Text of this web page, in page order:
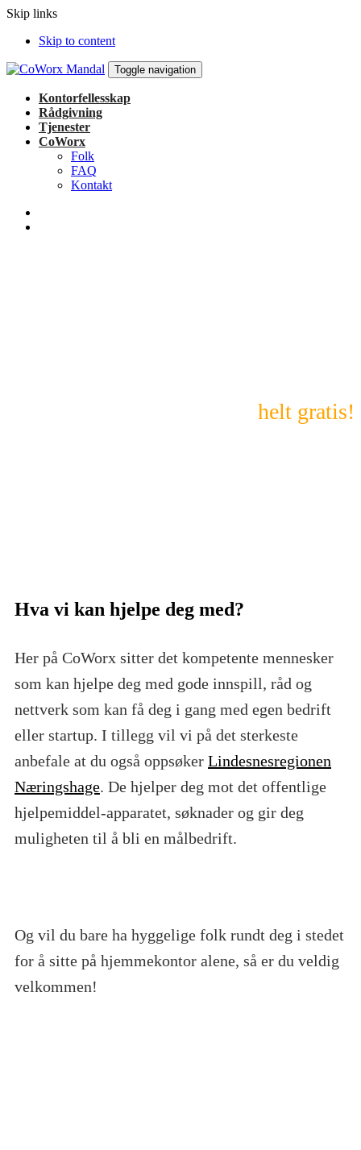
Skip links
Skip to content
Toggle navigation
Kontorfellesskap
Rådgivning
Tjenester
CoWorx
Folk
FAQ
Kontakt
helt gratis!
Hva vi kan hjelpe deg med?
Her på CoWorx sitter det kompetente mennesker
som kan hjelpe deg med gode innspill, råd og
nettverk som kan få deg i gang med egen bedrift
eller startup. I tillegg vil vi på det sterkeste
anbefale at du også oppsøker Lindesnesregionen
Næringshage. De hjelper deg mot det offentlige
hjelpemiddel-apparatet, søknader og gir deg
muligheten til å bli en målbedrift.
Og vil du bare ha hyggelige folk rundt deg i stedet
for å sitte på hjemmekontor alene, så er du veldig
velkommen!